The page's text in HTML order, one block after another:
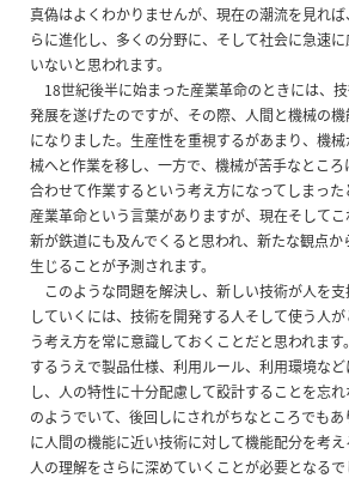
真偽はよくわかりませんが、現在の潮流を見れ
らに進化し、多くの分野に、そして社会に急速
いないと思われます。
18世紀後半に始まった産業革命のときには、
発展を遂げたのですが、その際、人間と機械の
になりました。生産性を重視するがあまり、機
械へと作業を移し、一方で、機械が苦手なとこ
合わせて作業するという考え方になってしまっ
産業革命という言葉がありますが、現在そして
新が鉄道にも及んでくると思われ、新たな観点
生じることが予測されます。
このような問題を解決し、新しい技術が人を
していくには、技術を開発する人そして使う人
う考え方を常に意識しておくことだと思われま
するうえで製品仕様、利用ルール、利用環境な
し、人の特性に十分配慮して設計することを忘
のようでいて、後回しにされがちなところでも
に人間の機能に近い技術に対して機能配分を考
人の理解をさらに深めていくことが必要となる